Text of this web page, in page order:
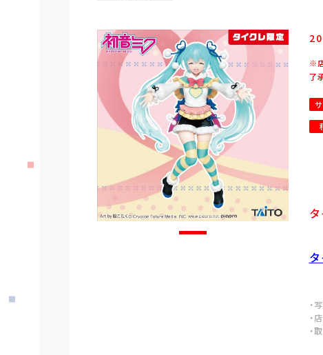
※
了
・
・
・